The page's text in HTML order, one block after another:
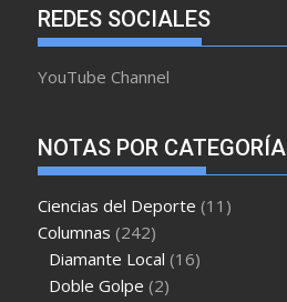
REDES SOCIALES
YouTube Channel
NOTAS POR CATEGORÍA
Ciencias del Deporte (11)
Columnas (242)
Diamante Local (16)
Doble Golpe (2)